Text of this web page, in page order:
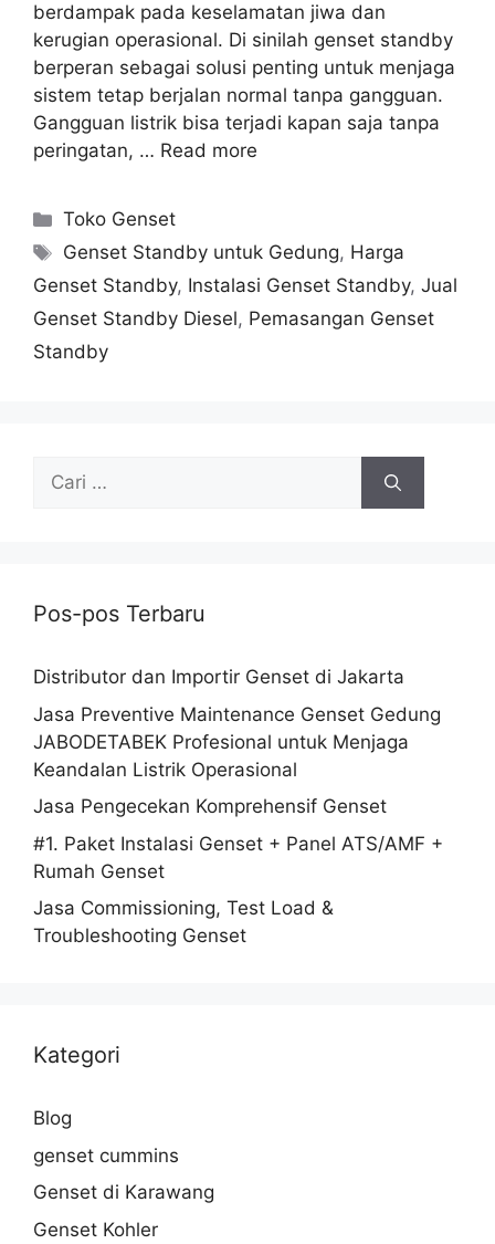
berdampak pada keselamatan jiwa dan
kerugian operasional. Di sinilah genset standby
berperan sebagai solusi penting untuk menjaga
sistem tetap berjalan normal tanpa gangguan.
Gangguan listrik bisa terjadi kapan saja tanpa
peringatan, … Read more
Toko Genset
Genset Standby untuk Gedung, Harga
Genset Standby, Instalasi Genset Standby, Jual
Genset Standby Diesel, Pemasangan Genset
Standby
Pos-pos Terbaru
Distributor dan Importir Genset di Jakarta
Jasa Preventive Maintenance Genset Gedung
JABODETABEK Profesional untuk Menjaga
Keandalan Listrik Operasional
Jasa Pengecekan Komprehensif Genset
#1. Paket Instalasi Genset + Panel ATS/AMF +
Rumah Genset
Jasa Commissioning, Test Load &
Troubleshooting Genset
Kategori
Blog
genset cummins
Genset di Karawang
Genset Kohler